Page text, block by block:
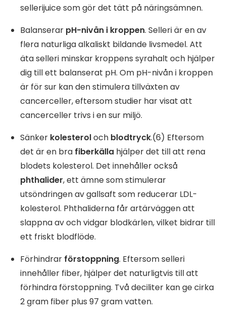
sellerijuice som gör det tätt på näringsämnen.
Balanserar pH-nivån i kroppen. Selleri är en av
flera naturliga alkaliskt bildande livsmedel. Att
äta selleri minskar kroppens syrahalt och hjälper
dig till ett balanserat pH. Om pH-nivån i kroppen
är för sur kan den stimulera tillväxten av
cancerceller, eftersom studier har visat att
cancerceller trivs i en sur miljö.
Sänker kolesteroloch blodtryck.(6) Eftersom
det är en bra fiberkälla hjälper det till att rena
blodets kolesterol. Det innehåller också
phthalider, ett ämne som stimulerar
utsöndringen av gallsaft som reducerar LDL-
kolesterol. Phthaliderna får artärväggen att
slappna av och vidgar blodkärlen, vilket bidrar till
ett friskt blodflöde.
Förhindrar förstoppning. Eftersom selleri
innehåller fiber, hjälper det naturligtvis till att
förhindra förstoppning. Två deciliter kan ge cirka
2 gram fiber plus 97 gram vatten.